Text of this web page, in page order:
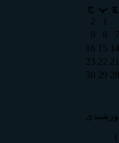
چ پ ج
1
2
7
8
9
14
15
16
21
22
23
28
29
30
خورشیدی